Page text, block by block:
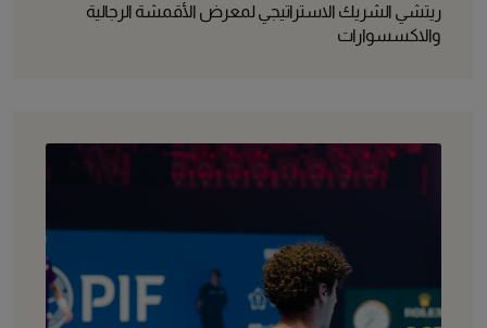
ريتشي الشريك الاستراتيجي لمعرض الأقمشة الرجالية
والاكسسوارات